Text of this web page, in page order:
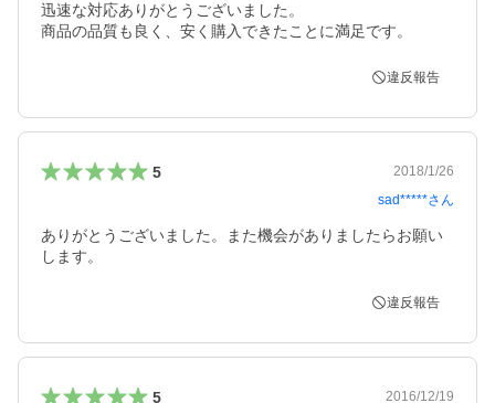
迅速な対応ありがとうございました。
商品の品質も良く、安く購入できたことに満足です。
違反報告
5
2018/1/26
sad*****さん
ありがとうございました。また機会がありましたらお願い
します。
違反報告
5 2016/12/19